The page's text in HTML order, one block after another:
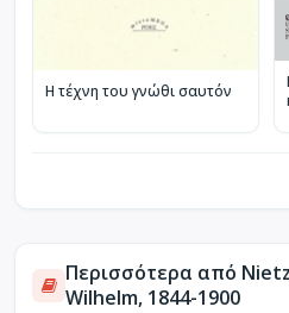
Η τέχνη του γνώθι σαυτόν
Περισσότερα από
Wilhelm, 1844-1900